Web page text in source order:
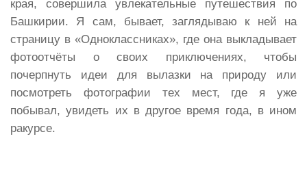
края, совершила увлекательные путешествия по
Башкирии. Я сам, бывает, заглядываю к ней на
страницу в «Одноклассниках», где она выкладывает
фотоотчёты о своих приключениях, чтобы
почерпнуть идеи для вылазки на природу или
посмотреть фотографии тех мест, где я уже
побывал, увидеть их в другое время года, в ином
ракурсе.